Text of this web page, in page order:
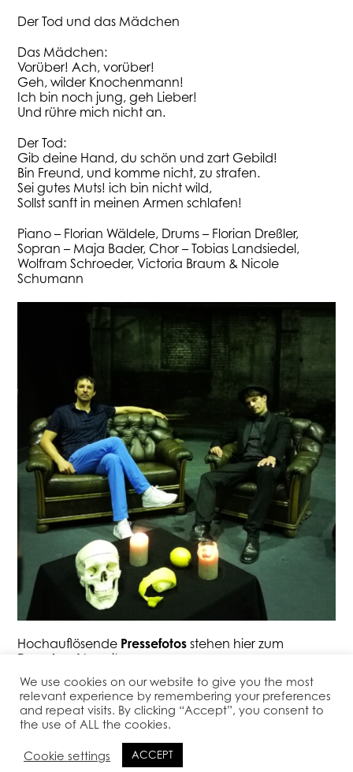
Der Tod und das Mädchen
Das Mädchen:
Vorüber! Ach, vorüber!
Geh, wilder Knochenmann!
Ich bin noch jung, geh Lieber!
Und rühre mich nicht an.
Der Tod:
Gib deine Hand, du schön und zart Gebild!
Bin Freund, und komme nicht, zu strafen.
Sei gutes Muts! ich bin nicht wild,
Sollst sanft in meinen Armen schlafen!
Piano – Florian Wäldele, Drums – Florian Dreßler,
Sopran – Maja Bader, Chor –Tobias Landsiedel,
Wolfram Schroeder, Victoria Braum & Nicole
Schumann
Hochauflösende Pressefotos stehen hier zum
Download bereit:
PRESS PHOTOS
IMPRESSUM – DATENSCHUTZ
We use cookies on our website to give you the most
relevant experience by remembering your preferences
and repeat visits. By clicking “Accept”, you consent to
the use of ALL the cookies.
Cookie settings ACCEPT